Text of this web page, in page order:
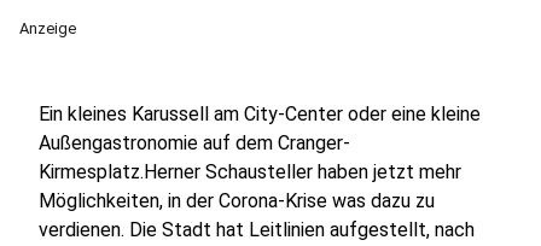
Anzeige
Ein kleines Karussell am City-Center oder eine kleine
Außengastronomie auf dem Cranger-
Kirmesplatz.Herner Schausteller haben jetzt mehr
Möglichkeiten, in der Corona-Krise was dazu zu
verdienen. Die Stadt hat Leitlinien aufgestellt, nach